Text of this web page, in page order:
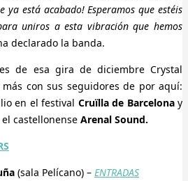
ya está acabado! Esperamos que estéis
uniros a esta vibración que hemos
declarado la banda.
de esa gira de diciembre Crystal
con sus seguidores de por aquí:
en el festival Cruïlla de Barcelonay
castellonense Arenal Sound.
(sala Pelícano) – ENTRADAS